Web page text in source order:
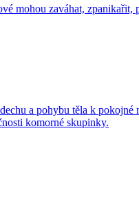
mohou zaváhat,
a pohybu těla k
komorné skupinky.